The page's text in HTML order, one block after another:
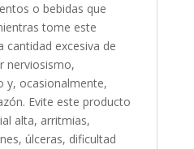
o bebidas que
tome este
cantidad excesiva de
nerviosismo,
y, ocasionalmente,
Evite este producto
alta, arritmias,
úlceras, dificultad